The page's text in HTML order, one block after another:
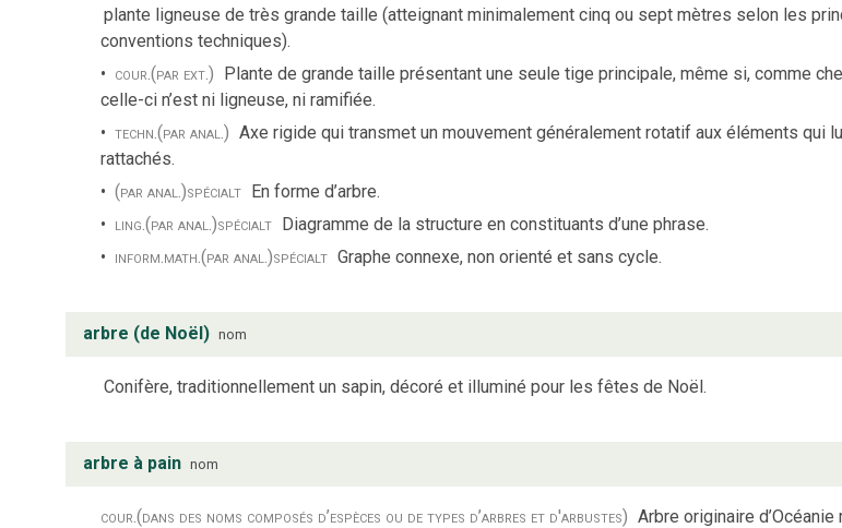
plante ligneuse de très grande taille (atteignant minimalement cinq ou sept mètres selon les
conventions techniques).
cour.(par ext.) Plante de grande taille présentant une seule tige principale, même si, comme
celle-ci n’est ni ligneuse, ni ramifiée.
techn.(par anal.) Axe rigide qui transmet un mouvement généralement rotatif aux éléments qui
rattachés.
(par anal.)spécialt En forme d’arbre.
ling.(par anal.)spécialt Diagramme de la structure en constituants d’une phrase.
inform.math.(par anal.)spécialt Graphe connexe, non orienté et sans cycle.
arbre (de Noël) nom
Conifère, traditionnellement un sapin, décoré et illuminé pour les fêtes de Noël.
arbre à pain nom
cour.(dans des noms composés d’espèces ou de types d’arbres et d'arbustes) Arbre originaire